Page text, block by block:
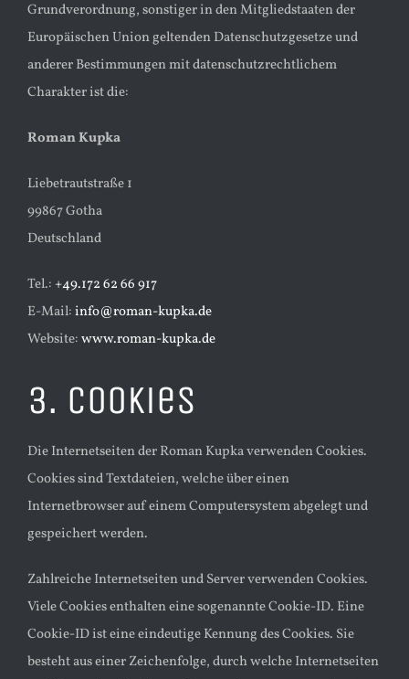
Grundverordnung, sonstiger in den Mitgliedstaaten der
Europäischen Union geltenden Datenschutzgesetze und
anderer Bestimmungen mit datenschutzrechtlichem
Charakter ist die:
Roman Kupka
Liebetrautstraße 1
99867 Gotha
Deutschland
Tel.:+49.172 62 66 917
E-Mail:info@roman-kupka.de
Website:www.roman-kupka.de
3. Cookies
Die Internetseiten der Roman Kupka verwenden Cookies.
Cookies sind Textdateien, welche über einen
Internetbrowser auf einem Computersystem abgelegt und
gespeichert werden.
Zahlreiche Internetseiten und Server verwenden Cookies.
Viele Cookies enthalten eine sogenannte Cookie-ID. Eine
Cookie-ID ist eine eindeutige Kennung des Cookies. Sie
besteht aus einer Zeichenfolge, durch welche Internetseiten